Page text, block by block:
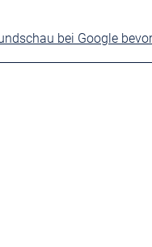
bei Google